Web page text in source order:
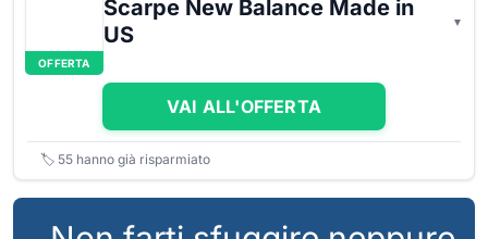
OFFERTA
Scarpe New Balance Made in
US
VAI ALL'OFFERTA
🏷️ 55 hanno già risparmiato